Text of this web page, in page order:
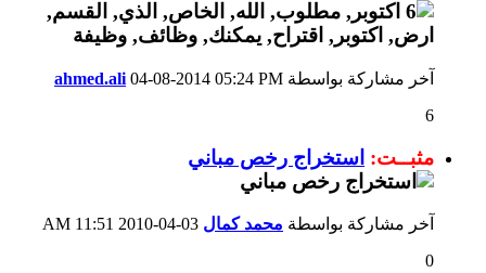
آخر مشاركة بواسطة ahmed.ali 04-08-2014 05:24 PM
6
مثبــت: استخراج رخص مباني
آخر مشاركة بواسطة محمد كمال
11:51 AM
0